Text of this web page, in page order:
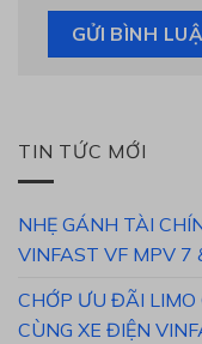
TIN TỨC MỚI
NHẸ GÁNH TÀI
VINFAST VF MPV 7
CHỚP ƯU ĐÃI LIMO
CÙNG XE ĐIỆN